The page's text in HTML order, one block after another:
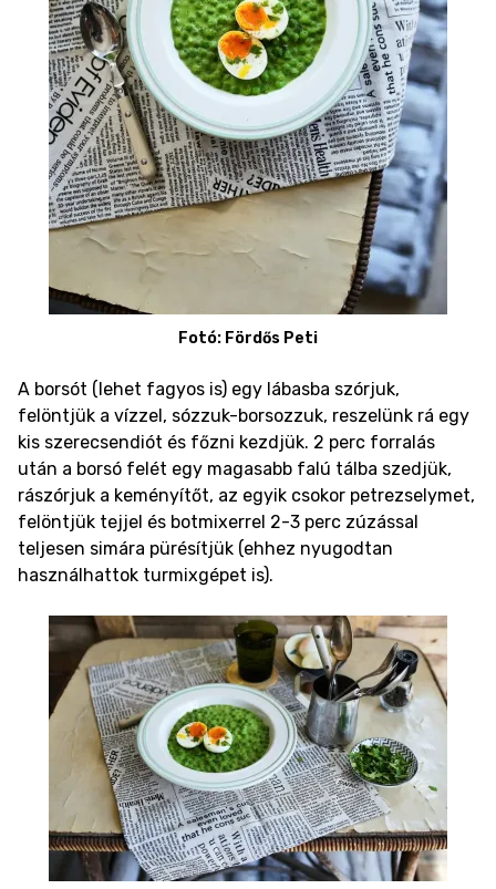
Fotó: Fördős Peti
A borsót (lehet fagyos is) egy lábasba szórjuk,
felöntjük a vízzel, sózzuk-borsozzuk, reszelünk rá egy
kis szerecsendiót és főzni kezdjük. 2 perc forralás
után a borsó felét egy magasabb falú tálba szedjük,
rászórjuk a keményítőt, az egyik csokor petrezselymet,
felöntjük tejjel és botmixerrel 2-3 perc zúzással
teljesen simára pürésítjük (ehhez nyugodtan
használhattok turmixgépet is).